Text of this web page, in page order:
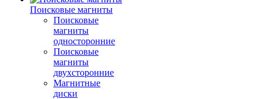
Поисковые магниты
Поисковые
магниты
односторонние
Поисковые
магниты
двухсторонние
Магнитные
диски